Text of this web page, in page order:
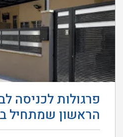
פרגולות לכניסה
הראשון שמתחיל